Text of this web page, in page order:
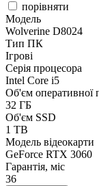
порівняти
Модель
Wolverine D8024
Тип ПК
Ігрові
Серія процесора
Intel Core i5
Об'єм оперативної
32 ГБ
Об'єм SSD
1 TB
Модель відеокарти
GeForce RTX 3060
Гарантія, міс
36